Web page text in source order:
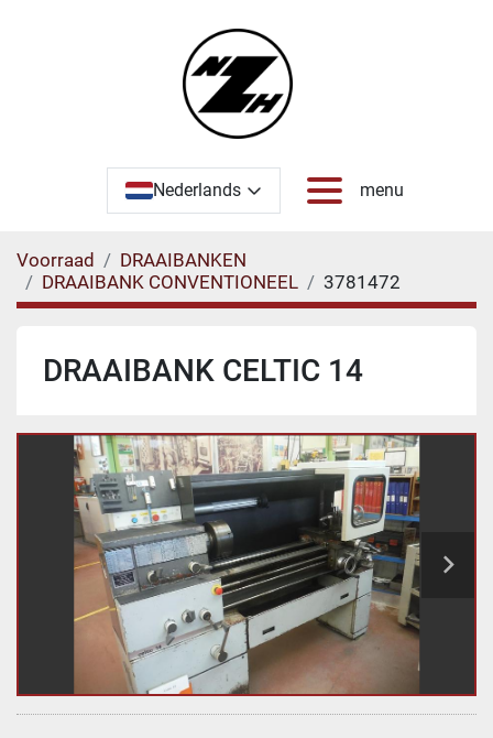
Nederlands menu
Voorraad
DRAAIBANKEN
DRAAIBANK CONVENTIONEEL
3781472
DRAAIBANK CELTIC 14